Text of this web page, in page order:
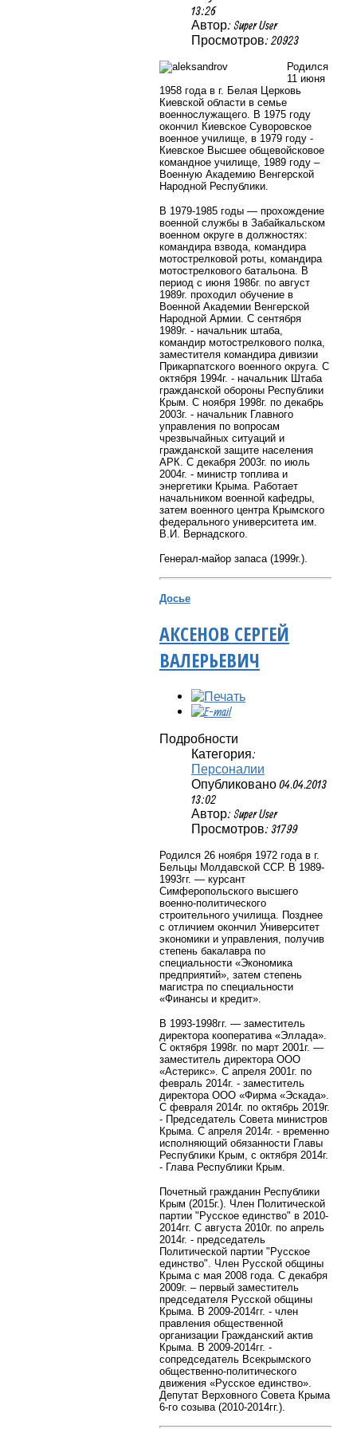
13:26
Автор: Super User
Просмотров: 20923
Родился
11 июня
1958 года в г. Белая Церковь
Киевской области в семье
военнослужащего. В 1975 году
окончил Киевское Суворовское
военное училище, в 1979 году -
Киевское Высшее общевойсковое
командное училище, 1989 году –
Военную Академию Венгерской
Народной Республики.
В 1979-1985 годы — прохождение
военной службы в Забайкальском
военном округе в должностях:
командира взвода, командира
мотострелковой роты, командира
мотострелкового батальона. В
период с июня 1986г. по август
1989г. проходил обучение в
Военной Академии Венгерской
Народной Армии. С сентября
1989г. - начальник штаба,
командир мотострелкового полка,
заместителя командира дивизии
Прикарпатского военного округа. С
октября 1994г. - начальник Штаба
гражданской обороны Республики
Крым. С ноября 1998г. по декабрь
2003г. - начальник Главного
управления по вопросам
чрезвычайных ситуаций и
гражданской защите населения
АРК. С декабря 2003г. по июль
2004г. - министр топлива и
энергетики Крыма. Работает
начальником военной кафедры,
затем военного центра Крымского
федерального университета им.
В.И. Вернадского.
Генерал-майор запаса (1999г.).
Досье
АКСЕНОВ СЕРГЕЙ
ВАЛЕРЬЕВИЧ
Подробности
Категория:
Персоналии
Опубликовано 04.04.2013
13:02
Автор: Super User
Просмотров: 31799
Родился 26 ноября 1972 года в г.
Бельцы Молдавской ССР. В 1989-
1993гг. — курсант
Симферопольского высшего
военно-политического
строительного училища.
Позднее
с отличием окончил Университет
экономики и управления, получив
степень бакалавра по
специальности «Экономика
предприятий», затем степень
магистра по специальности
«Финансы и кредит».
В 1993-1998гг. — заместитель
директора кооператива «Эллада».
С октября 1998г. по март 2001г. —
заместитель директора ООО
«Астерикс». С апреля 2001г. по
февраль 2014г. - заместитель
директора ООО «Фирма «Эскада».
С февраля 2014г. по октябрь 2019г.
- Председатель Совета министров
Крыма. С апреля 2014г. - временно
исполняющий обязанности Главы
Республики Крым, с октября 2014г.
- Глава Республики Крым.
Почетный гражданин Республики
Крым (2015г.). Член Политической
партии "Русское единство" в 2010-
2014гг. С августа 2010г. по апрель
2014г. - председатель
Политической партии "Русское
единство". Член Русской общины
Крыма с мая 2008 года. С декабря
2009г. – первый заместитель
председателя Русской общины
Крыма. В 2009-2014гг. - член
правления общественной
организации Гражданский актив
Крыма. В 2009-2014гг. -
сопредседатель Всекрымского
общественно-политического
движения «Русское единство».
Депутат Верховного Совета Крыма
6-го созыва (2010-2014гг.).